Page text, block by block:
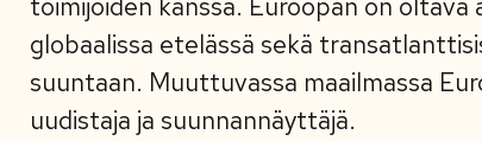
globaalissa etelässä sekä
suuntaan. Muuttuvassa maailmassa
uudistaja ja suunnannäyttäjä.